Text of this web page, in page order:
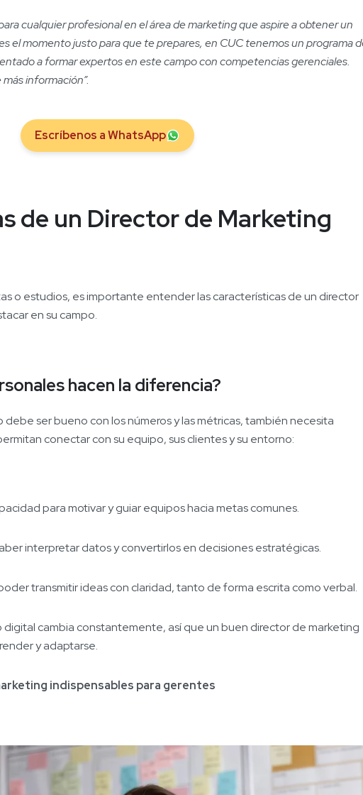
cualquier profesional en el área de marketing que aspire a obtener un
el momento justo para que te prepares, en CUC tenemos un programa
a formar expertos en este campo con competencias gerenciales.
información”.
Escríbenos a WhatsApp
de un Director de Marketing
o estudios, es importante entender las características de un director
en su campo.
hacen la diferencia?
debe ser bueno con los números y las métricas, también necesita
conectar con su equipo, sus clientes y su entorno:
para motivar y guiar equipos hacia metas comunes.
interpretar datos y convertirlos en decisiones estratégicas.
transmitir ideas con claridad, tanto de forma escrita como verbal.
digital cambia constantemente, así que un buen director de marketing
y adaptarse.
indispensables para gerentes